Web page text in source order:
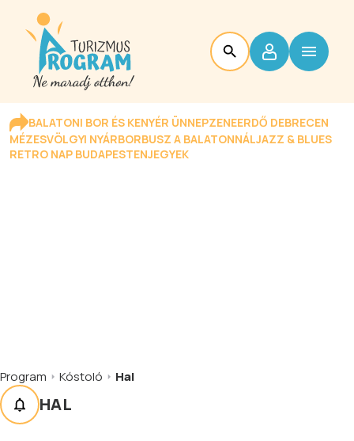
BALATONI BOR ÉS KENYÉR ÜNNEPZENEERDŐ DEBRECEN
MÉZESVÖLGYI NYÁRBORBUSZ A BALATONNÁLJAZZ & BLUES
RETRO NAP BUDAPESTENJEGYEK
Program Kóstoló Hal
HAL